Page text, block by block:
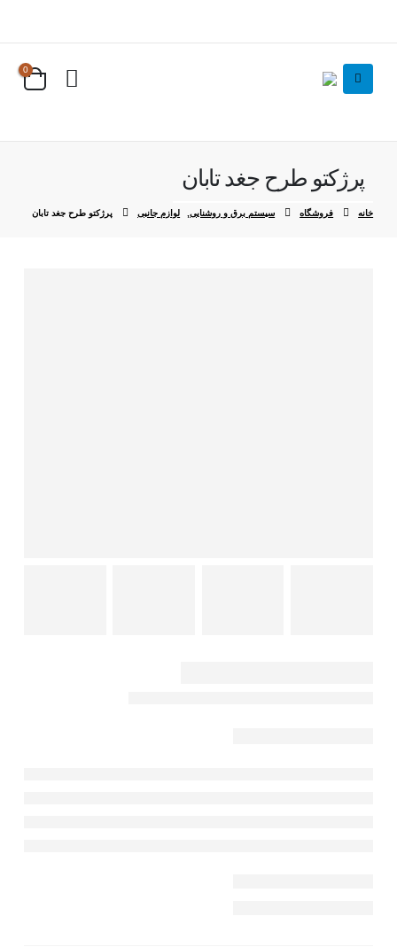
0
پرژکتو طرح جغد تابان
خانه فروشگاه سیستم برق و روشنایی, لوازم جانبی پرژکتو طرح جغد تابان